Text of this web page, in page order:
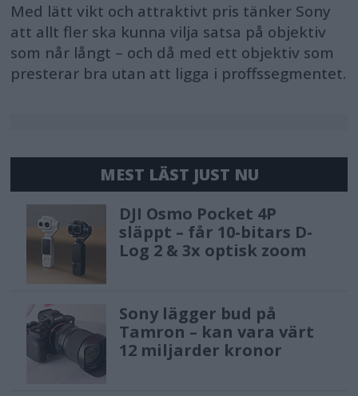
Med lätt vikt och attraktivt pris tänker Sony
att allt fler ska kunna vilja satsa på objektiv
som når långt – och då med ett objektiv som
presterar bra utan att ligga i proffssegmentet.
MEST LÄST JUST NU
DJI Osmo Pocket 4P
släppt – får 10-bitars D-
Log 2 & 3x optisk zoom
Sony lägger bud på
Tamron – kan vara värt
12 miljarder kronor